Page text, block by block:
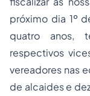
próximo dia 1º
quatro anos,
respectivos
vereadores nas
de alcaidese